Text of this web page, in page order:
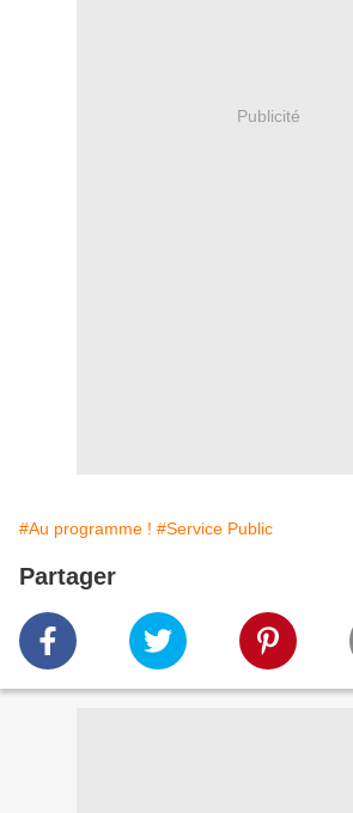
Publicité
#Au programme ! #Service Public
Partager